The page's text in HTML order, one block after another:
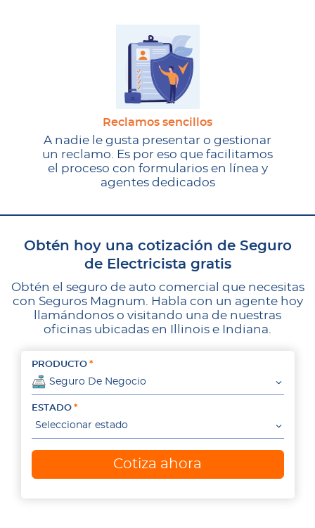
Reclamos sencillos
A nadie le gusta presentar o gestionar
un reclamo. Es por eso que facilitamos
el proceso con formularios en línea y
agentes dedicados
Obtén hoy una cotización de Seguro
de Electricista gratis
Obtén el seguro de auto comercial que necesitas
con Seguros Magnum. Habla con un agente hoy
llamándonos o visitando una de nuestras
oficinas ubicadas en Illinois e Indiana.
PRODUCTO
Seguro De Negocio
ESTADO
Seleccionar estado
Cotiza ahora